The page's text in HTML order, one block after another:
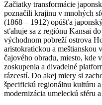
Začiatky transformácie
poznačili krajinu v mnohých
(1868 – 1912) opúšťa
sťahuje sa z regiónu Kansai
východnom pobreží ostrova
aristokratickou a meštianskou
čajového obradu, miesto, kde
zoskupenia a divadelné
rázcestí. Do akej miery si
špecifickú regionálnu kultúru
modernizácia umeleckú sféru